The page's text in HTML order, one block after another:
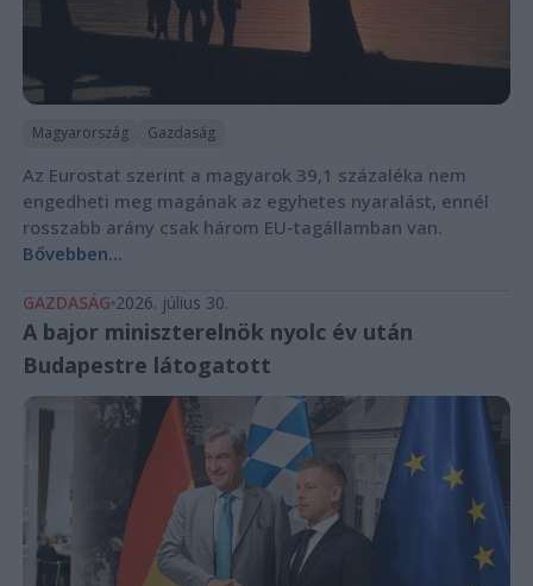
Magyarország Gazdaság
Az Eurostat szerint a magyarok 39,1 százaléka nem
engedheti meg magának az egyhetes nyaralást, ennél
rosszabb arány csak három EU-tagállamban van.
Bővebben...
GAZDASÁG 2026. július 30.
A bajor miniszterelnök nyolc év után
Budapestre látogatott